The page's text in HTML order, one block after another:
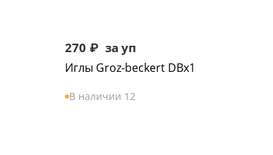
270 ₽ за уп
Иглы Groz-beckert DBx1
В наличии 12